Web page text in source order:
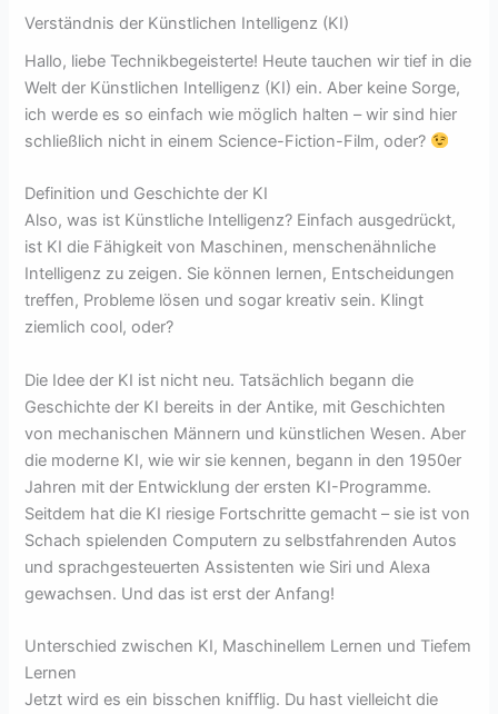
Verständnis der Künstlichen Intelligenz (KI)
Hallo, liebe Technikbegeisterte! Heute tauchen wir tief in die
Welt der Künstlichen Intelligenz (KI) ein. Aber keine Sorge,
ich werde es so einfach wie möglich halten – wir sind hier
schließlich nicht in einem Science-Fiction-Film, oder?
Definition und Geschichte der KI
Also, was ist Künstliche Intelligenz? Einfach ausgedrückt,
ist KI die Fähigkeit von Maschinen, menschenähnliche
Intelligenz zu zeigen. Sie können lernen, Entscheidungen
treffen, Probleme lösen und sogar kreativ sein. Klingt
ziemlich cool, oder?
Die Idee der KI ist nicht neu. Tatsächlich begann die
Geschichte der KI bereits in der Antike, mit Geschichten
von mechanischen Männern und künstlichen Wesen. Aber
die moderne KI, wie wir sie kennen, begann in den 1950er
Jahren mit der Entwicklung der ersten KI-Programme.
Seitdem hat die KI riesige Fortschritte gemacht – sie ist von
Schach spielenden Computern zu selbstfahrenden Autos
und sprachgesteuerten Assistenten wie Siri und Alexa
gewachsen. Und das ist erst der Anfang!
Unterschied zwischen KI, Maschinellem Lernen und Tiefem
Lernen
Jetzt wird es ein bisschen knifflig. Du hast vielleicht die